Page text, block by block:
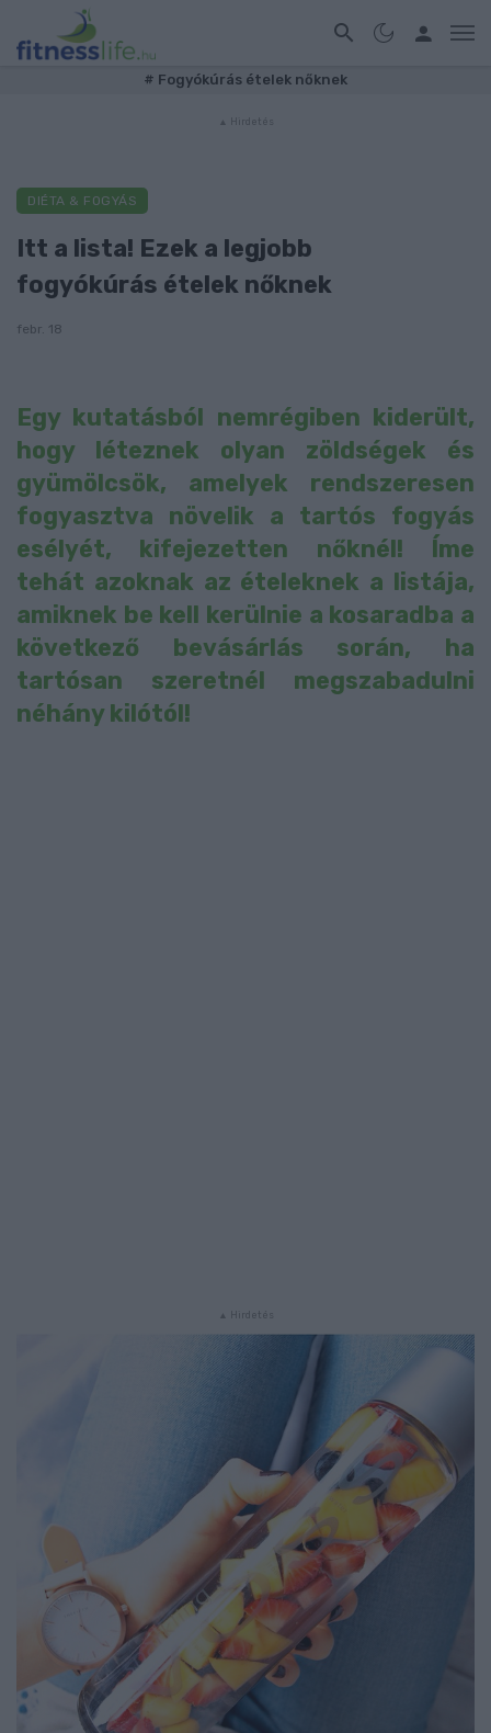
# Fogyókúrás ételek nőknek
DIÉTA & FOGYÁS
Itt a lista! Ezek a legjobb
fogyókúrás ételek nőknek
febr. 18
Egy kutatásból nemrégiben kiderült,
hogy léteznek olyan zöldségek és
gyümölcsök, amelyek rendszeresen
fogyasztva növelik a tartós fogyás
esélyét, kifejezetten nőknél! Íme
tehát azoknak az ételeknek a listája,
amiknek be kell kerülnie a kosaradba a
következő bevásárlás során, ha
tartósan szeretnél megszabadulni
néhány kilótól!